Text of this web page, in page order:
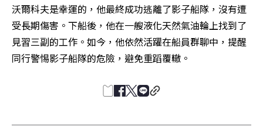
沃爾科夫是幸運的，他最終成功逃離了影子船隊，沒有遭
受長期傷害。下船後，他在一艘液化天然氣油輪上找到了
見習三副的工作。如今，他依然活躍在船員群聊中，提醒
同行警惕影子船隊的危險，避免重蹈覆轍。